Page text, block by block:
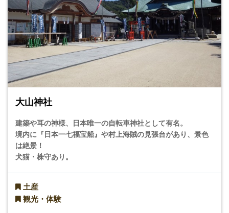
大山神社
建築や耳の神様、日本唯一の自転車神社として有名。
境内に『日本一七福宝船』や村上海賊の見張台があり、景色
は絶景！
犬猫・株守あり。
土産
観光・体験